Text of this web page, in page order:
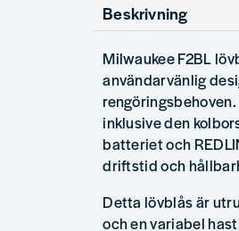
Beskrivning
Milwaukee F2BL
användarvänlig
inklusive den
batteriet och
driftstid och
Detta lövblås är
och en variabel